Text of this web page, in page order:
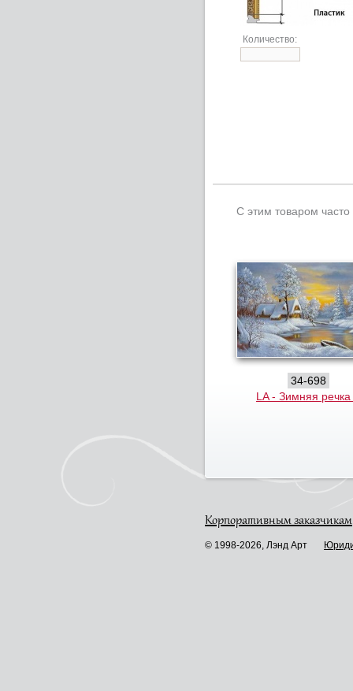
Количество:
С этим товаром часто
34-698
LA - Зимняя речка
Корпоративным заказчикам
© 1998-2026, Лэнд Арт